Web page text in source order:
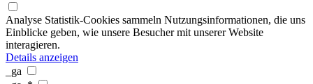
Analyse Statistik-Cookies sammeln Nutzungsinformationen, die uns
Einblicke geben, wie unsere Besucher mit unserer Website
interagieren.
Details anzeigen
_ga